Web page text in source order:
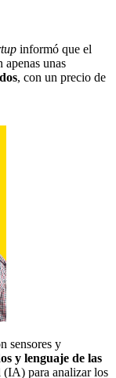
informó que el
unas
, con un precio de
sensores y
y lenguaje de las
para analizar los